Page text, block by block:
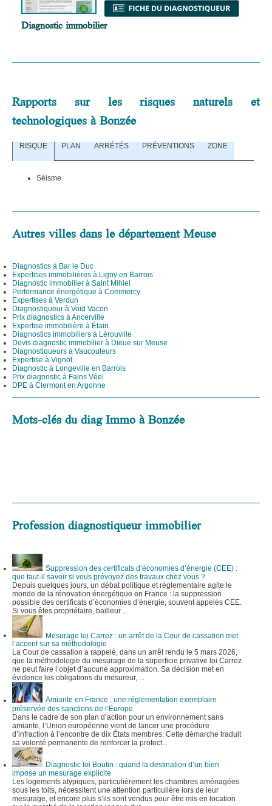
Diagnostic immobilier
Rapports sur les risques naturels et
technologiques à Bonzée
RISQUE PLAN ARRÉTÉS PRÉVENTIONS ZONE
Séisme
Autres villes dans le département Meuse
Diagnostics à Bar le Duc
Expertises immobilières à Ligny en Barrois
Diagnostic immobilier à Saint Mihiel
Performance énergétique à Commercy
Expertises à Verdun
Diagnostiqueur à Void Vacon
Prix diagnostics à Ancerville
Expertise immobilière à Étain
Diagnostics immobiliers à Lérouville
Devis diagnostic immobilier à Dieue sur Meuse
Diagnostiqueurs à Vaucouleurs
Expertise à Vignot
Diagnostic à Longeville en Barrois
Prix diagnostic à Fains Véel
DPE à Clermont en Argonne
Mots-clés du diag Immo à Bonzée
Profession diagnostiqueur immobilier
Suppression des certificats d’économies d’énergie (CEE) :
que faut-il savoir si vous prévoyez des travaux chez vous ?
Depuis quelques jours, un débat politique et réglementaire agite le
monde de la rénovation énergétique en France : la suppression
possible des certificats d’économies d’énergie, souvent appelés CEE.
Si vous êtes propriétaire, bailleur ...
Mesurage loi Carrez : un arrêt de la Cour de cassation met
l’accent sur sa méthodologie
La Cour de cassation a rappelé, dans un arrêt rendu le 5 mars 2026,
que la méthodologie du mesurage de la superficie privative loi Carrez
ne peut faire l’objet d’aucune approximation. Sa décision met en
évidence les obligations du mesureur, ...
Amiante en France : une réglementation exemplaire
préservée des sanctions de l’Europe
Dans le cadre de son plan d’action pour un environnement sans
amiante, l’Union européenne vient de lancer une procédure
d’infraction à l’encontre de dix États membres. Cette démarche traduit
sa volonté permanente de renforcer la protect...
Diagnostic loi Boutin : quand la destination d’un bien
impose un mesurage explicite
Les logements atypiques, particulièrement les chambres aménagées
sous les toits, nécessitent une attention particulière lors de leur
mesurage, et encore plus s’ils sont vendus pour être mis en location